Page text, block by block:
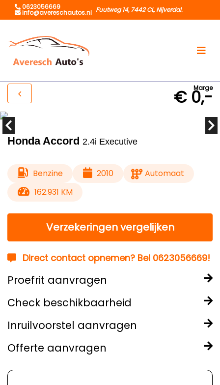
0623056669
info@avereschautos.nl Fuutweg 14, 7442 CL, Nijverdal.
Marge
€ 0,-
Honda Accord 2.4i Executive
Benzine 2010
Automaat
162.931 KM
Verzekeringen vergelijken
Direct contact opnemen? Bel 0623056669!
Proefrit aanvragen
Check beschikbaarheid
Inruilvoorstel aanvragen
Offerte aanvragen